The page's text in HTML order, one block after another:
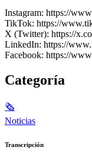
Instagram: https://
TikTok: https://
X (Twitter): https://
LinkedIn: https://
Facebook: https://
Categoría
🗞
Noticias
Transcripción